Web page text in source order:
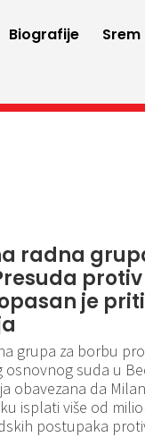
Biografije Srem
radna
je
grupa za borbu
osnovnog suda u
obavezana da
isplati više od
postupaka